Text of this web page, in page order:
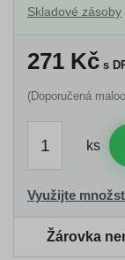
Skladové zásoby
271 Kč s
(Doporučená
ks
Využijte
Žárovka